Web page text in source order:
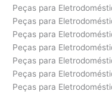
Peças para
Peças para
Peças para
Peças para
Peças para
Peças para
Peças para